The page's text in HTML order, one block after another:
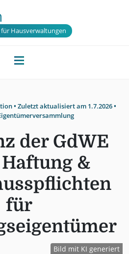
Hausverwaltungen
• Zuletzt aktualisiert am 1.7.2026•
der GdWE
&
für
Bild mit KI generiert